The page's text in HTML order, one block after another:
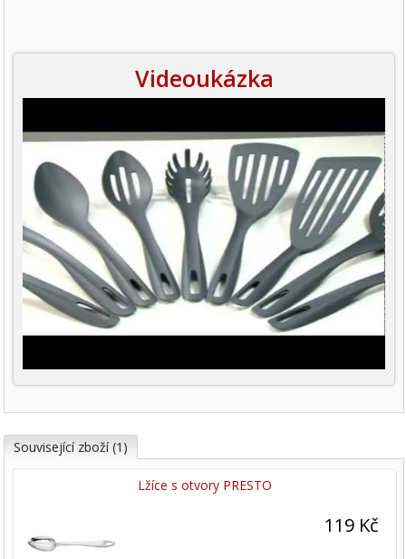
Videoukázka
Související zboží (1)
Lžíce s otvory PRESTO
119 Kč